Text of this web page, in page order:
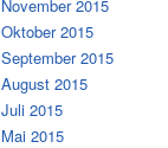
November 2015
Oktober 2015
September 2015
August 2015
Juli 2015
Mai 2015